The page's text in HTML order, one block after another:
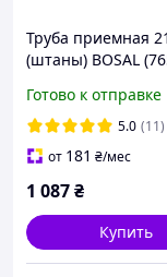
Труба приемная
(штаны) BOSAL
Босал/2102, 2103,
2105, 2106, 2107
Готово к отправке
5.0 (11)
от 181 ₴/мес
1 087₴
Купить